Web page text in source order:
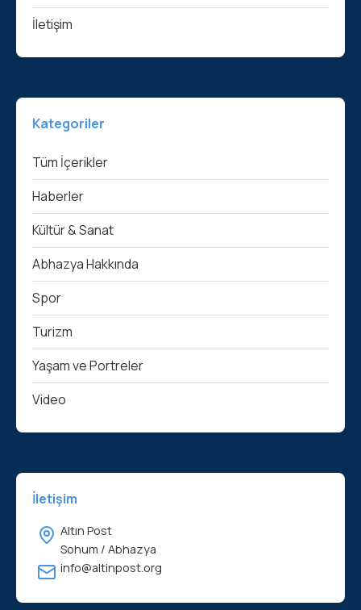
İletişim
Kategoriler
Tüm İçerikler
Haberler
Kültür & Sanat
Abhazya Hakkında
Spor
Turizm
Yaşam ve Portreler
Video
İletişim
Altın Post
Sohum / Abhazya
info@altinpost.org